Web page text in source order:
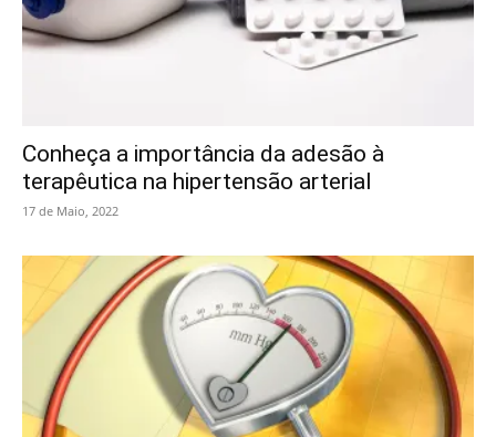
Conheça a importância da adesão à
terapêutica na hipertensão arterial
17 de Maio, 2022